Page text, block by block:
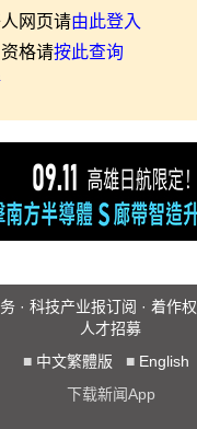
网页请由此登入
格请按此查询
· 科技产业报订阅 · 着作权
人才招募
■ 中文繁體版 ■ English
下载新闻App